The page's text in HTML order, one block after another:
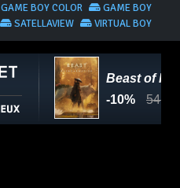
GAME BOY
GAME BOY COLOR
VIRTUAL BOY
SATELLAVIEW